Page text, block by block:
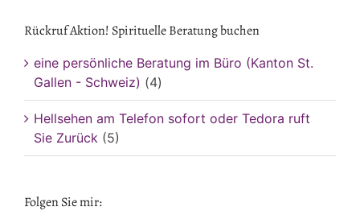
Rückruf Aktion! Spirituelle Beratung buchen
eine persönliche Beratung im Büro (Kanton St.
Gallen - Schweiz) (4)
Hellsehen am Telefon sofort oder Tedora ruft
Sie Zurück (5)
Folgen Sie mir: